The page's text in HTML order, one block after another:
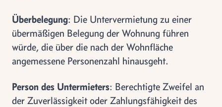
Überbelegung: Die Untervermietung zu einer
übermäßigen Belegung der Wohnung führen
würde, die über die nach der Wohnfläche
angemessene Personenzahl hinausgeht.
Person des Untermieters: Berechtigte Zweifel an
der Zuverlässigkeit oder Zahlungsfähigkeit des